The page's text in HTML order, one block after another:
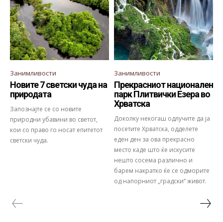
Занимливости
Новите 7 светски чуда на
природата
Запознајте се со новите
природни убавини во светот,
кои со право го носат епитетот
светски чуда.
Занимливости
Прекрасниот национален
парк Плитвички Езера во
Хрватска
Доколку некогаш одлучите да ја
посетите Хрватска, одделете
еден ден за ова прекрасно
место каде што ќе искусите
нешто сосема различно и
барем накратко ќе се одморите
од напорниот „градски“ живот.